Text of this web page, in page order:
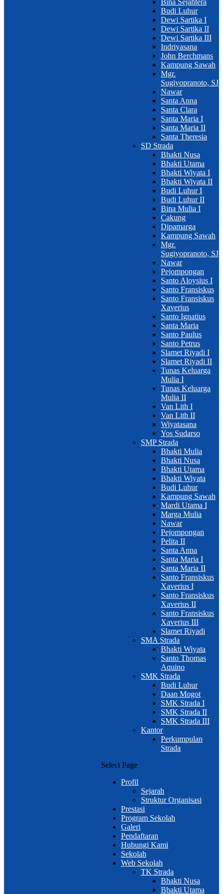
Bina Sejahtera
Budi Luhur
Dewi Sartika I
Dewi Sartika II
Dewi Sartika III
Indriyasana
John Berchmans
Kampung Sawah
Mgr.
Sugiyopranoto, SJ
Nawar
Santa Anna
Santa Clara
Santa Maria I
Santa Maria II
Santa Theresia
SD Strada
Bhakti Nusa
Bhakti Utama
Bhakti Wiyata I
Bhakti Wiyata II
Budi Luhur I
Budi Luhur II
Bina Mulia I
Cakung
Dipamarga
Kampung Sawah
Mgr.
Sugiyopranoto, SJ
Nawar
Pejompongan
Santo Aloysius I
Santo Fransiskus
Santo Fransiskus
Xaverius
Santo Ignatius
Santa Maria
Santo Paulus
Santo Petrus
Slamet Riyadi I
Slamet Riyadi II
Tunas Keluarga
Mulia I
Tunas Keluarga
Mulia II
Van Lith I
Van Lith II
Wiyatasana
Yos Sudarso
SMP Strada
Bhakti Mulia
Bhakti Nusa
Bhakti Utama
Bhakti Wiyata
Budi Luhur
Kampung Sawah
Mardi Utama I
Marga Mulia
Nawar
Pejompongan
Pelita II
Santa Anna
Santa Maria I
Santa Maria II
Santo Fransiskus
Xaverius I
Santo Fransiskus
Xaverius II
Santo Fransiskus
Xaverius III
Slamet Riyadi
SMA Strada
Bhakti Wiyata
Santo Thomas
Aquino
SMK Strada
Budi Luhur
Daan Mogot
SMK Strada I
SMK Strada II
SMK Strada III
Kantor
Perkumpulan
Strada
Select Page
Profil
Sejarah
Struktur Organisasi
Prestasi
Program Sekolah
Galeri
Pendaftaran
Hubungi Kami
Sekolah
Web Sekolah
TK Strada
Bhakti Nusa
Bhakti Utama